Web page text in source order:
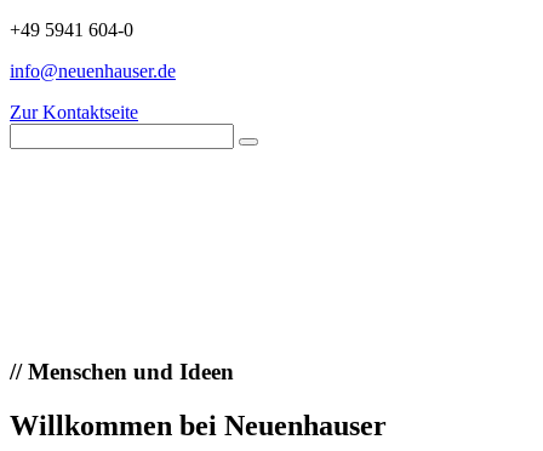
+49 5941 604-0
info@neuenhauser.de
Zur Kontaktseite
//Menschen und Ideen
Willkommen bei Neuenhauser